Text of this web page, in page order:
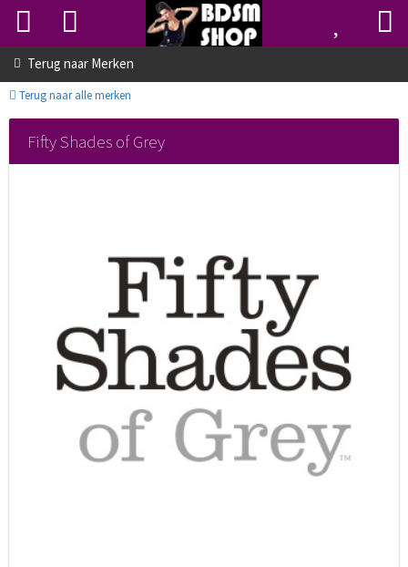
Terug naar Merken
Terug naar alle merken
Fifty Shades of Grey